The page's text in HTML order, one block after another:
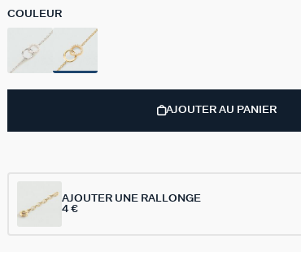
COULEUR
AJOUTER AU PANIER
AJOUTER UNE RALLONGE
4 €